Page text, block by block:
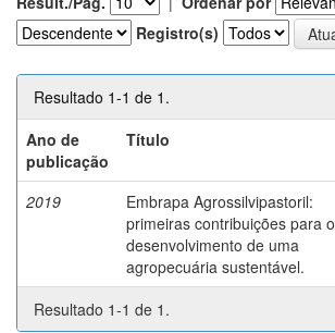
Registro(s)
Resultado 1-1 de 1.
Ano de
publicação
Título
2019
Embrapa Agrossilvipastoril:
primeiras contribuições para o
desenvolvimento de uma
agropecuária sustentável.
Resultado 1-1 de 1.